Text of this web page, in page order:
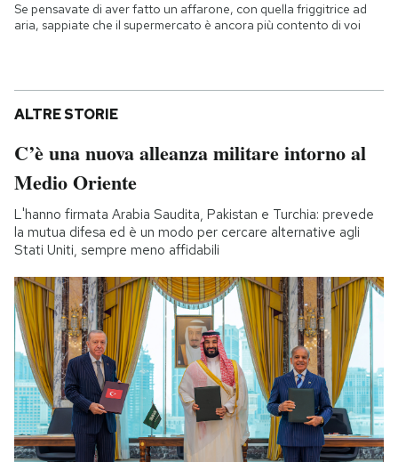
Se pensavate di aver fatto un affarone, con quella friggitrice ad
aria, sappiate che il supermercato è ancora più contento di voi
ALTRE STORIE
C’è una nuova alleanza militare intorno al
Medio Oriente
L'hanno firmata Arabia Saudita, Pakistan e Turchia: prevede
la mutua difesa ed è un modo per cercare alternative agli
Stati Uniti, sempre meno affidabili